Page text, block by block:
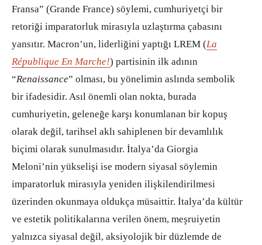
Fransa” (Grande France) söylemi, cumhuriyetçi bir
retoriği imparatorluk mirasıyla uzlaştırma çabasını
yansıtır. Macron’un, liderliğini yaptığı LREM (La
République En Marche!) partisinin ilk adının
“Renaissance” olması, bu yönelimin aslında sembolik
bir ifadesidir. Asıl önemli olan nokta, burada
cumhuriyetin, geleneğe karşı konumlanan bir kopuş
olarak değil, tarihsel aklı sahiplenen bir devamlılık
biçimi olarak sunulmasıdır. İtalya’da Giorgia
Meloni’nin yükselişi ise modern siyasal söylemin
imparatorluk mirasıyla yeniden ilişkilendirilmesi
üzerinden okunmaya oldukça müsaittir. İtalya’da kültür
ve estetik politikalarına verilen önem, meşruiyetin
yalnızca siyasal değil, aksiyolojik bir düzlemde de